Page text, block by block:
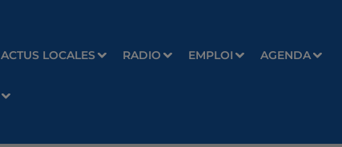
ACTUS LOCALES RADIO EMPLOI AGENDA